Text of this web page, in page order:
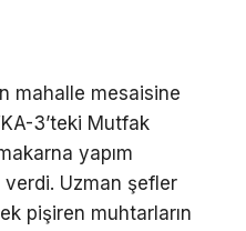
mahalle mesaisine
3’teki Mutfak
yapım
Uzman şefler
pişiren muhtarların